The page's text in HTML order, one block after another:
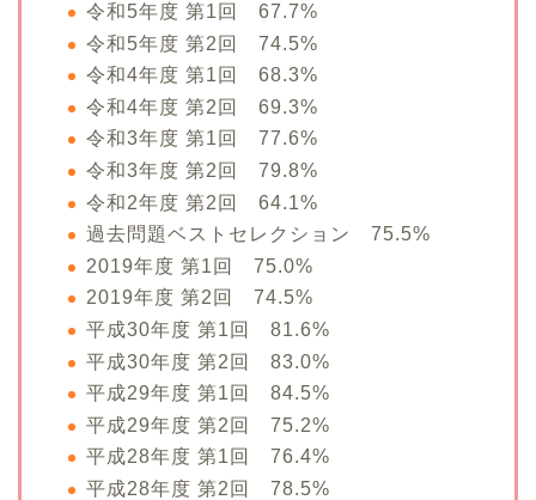
令和5年度 第1回 67.7%
令和5年度 第2回 74.5%
令和4年度 第1回 68.3%
令和4年度 第2回 69.3%
令和3年度 第1回 77.6%
令和3年度 第2回 79.8%
令和2年度 第2回 64.1%
過去問題ベストセレクション 75.5%
2019年度 第1回 75.0%
2019年度 第2回 74.5%
平成30年度 第1回 81.6%
平成30年度 第2回 83.0%
平成29年度 第1回 84.5%
平成29年度 第2回 75.2%
平成28年度 第1回 76.4%
平成28年度 第2回 78.5%